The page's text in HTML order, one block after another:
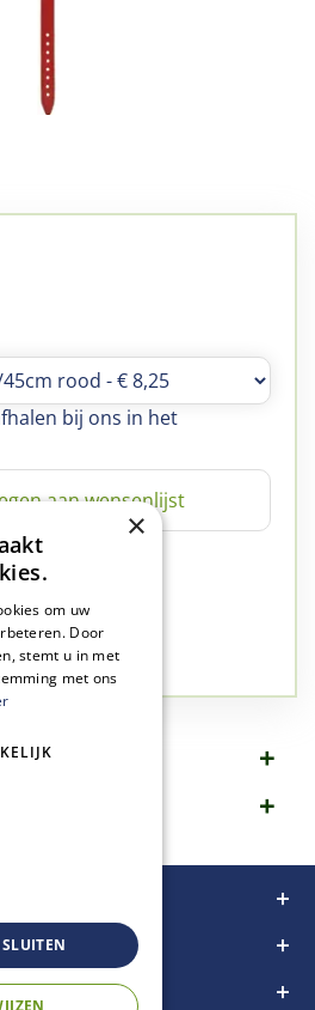
bij ons in het
bedrijf
we doen
×
om uw
Door
stemt u in met
met ons